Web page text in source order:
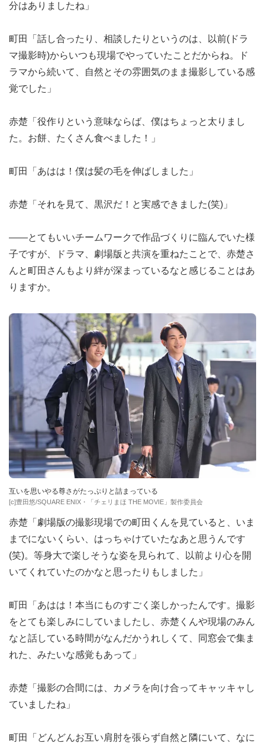
分はありましたね」
町田「話し合ったり、相談したりというのは、以前(ドラ
マ撮影時)からいつも現場でやっていたことだからね。ド
ラマから続いて、自然とその雰囲気のまま撮影している感
覚でした」
赤楚「役作りという意味ならば、僕はちょっと太りまし
た。お餅、たくさん食べました！」
町田「あはは！僕は髪の毛を伸ばしました」
赤楚「それを見て、黒沢だ！と実感できました(笑)」
――とてもいいチームワークで作品づくりに臨んでいた様
子ですが、ドラマ、劇場版と共演を重ねたことで、赤楚さ
んと町田さんもより絆が深まっているなと感じることはあ
りますか。
互いを思いやる尊さがたっぷりと詰まっている
[c]豊田悠/SQUARE ENIX・「チェリまほ THE MOVIE」製作委員会
赤楚「劇場版の撮影現場での町田くんを見ていると、いま
までにないくらい、はっちゃけていたなあと思うんです
(笑)。等身大で楽しそうな姿を見られて、以前より心を開
いてくれていたのかなと思ったりもしました」
町田「あはは！本当にものすごく楽しかったんです。撮影
をとても楽しみにしていましたし、赤楚くんや現場のみん
なと話している時間がなんだかうれしくて、同窓会で集ま
れた、みたいな感覚もあって」
赤楚「撮影の合間には、カメラを向け合ってキャッキャし
ていましたね」
町田「どんどんお互い肩肘を張らず自然と隣にいて、なに